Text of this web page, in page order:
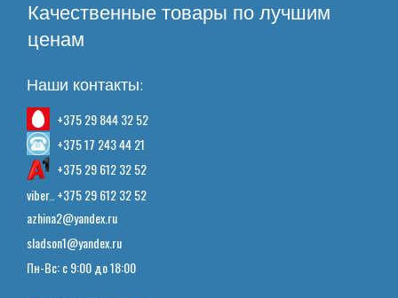
Качественные товары по лучшим
ценам
Наши контакты:
+375 29 844 32 52
+375 17 243 44 21
+375 29 612 32 52
viber.. +375 29 612 32 52
azhina2@yandex.ru
sladson1@yandex.ru
Пн-Вс: с 9:00 до 18:00